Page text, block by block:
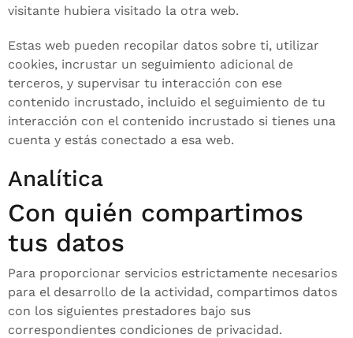
visitante hubiera visitado la otra web.
Estas web pueden recopilar datos sobre ti, utilizar
cookies, incrustar un seguimiento adicional de
terceros, y supervisar tu interacción con ese
contenido incrustado, incluido el seguimiento de tu
interacción con el contenido incrustado si tienes una
cuenta y estás conectado a esa web.
Analítica
Con quién compartimos
tus datos
Para proporcionar servicios estrictamente necesarios
para el desarrollo de la actividad, compartimos datos
con los siguientes prestadores bajo sus
correspondientes condiciones de privacidad.